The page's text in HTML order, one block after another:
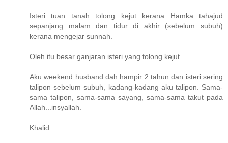
Isteri tuan tanah tolong kejut kerana Hamka tahajud
sepanjang malam dan tidur di akhir (sebelum subuh)
kerana mengejar sunnah.
Oleh itu besar ganjaran isteri yang tolong kejut.
Aku weekend husband dah hampir 2 tahun dan isteri sering
talipon sebelum subuh, kadang-kadang aku talipon. Sama-
sama talipon, sama-sama sayang, sama-sama takut pada
Allah...insyallah.
Khalid